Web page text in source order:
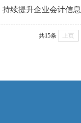
持续提升企业会计
共15条 上页